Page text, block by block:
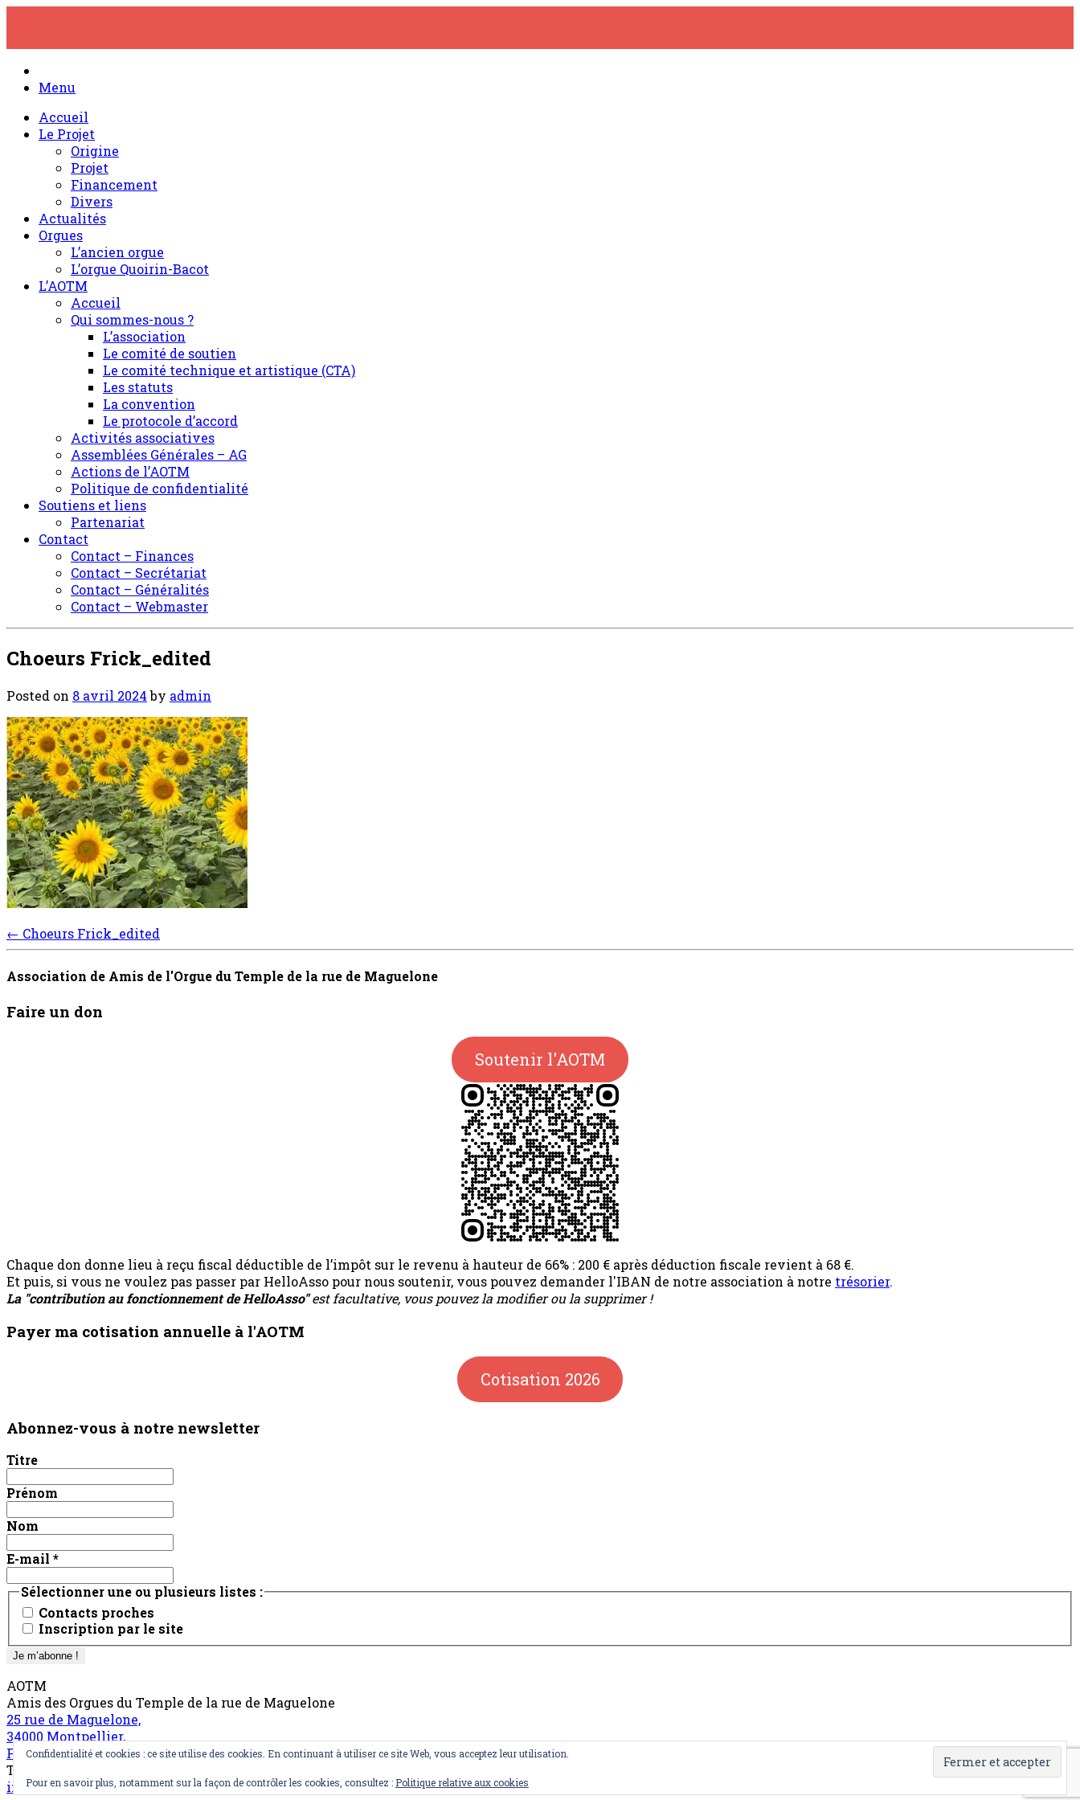
content
Menu
Accueil
Le Projet
Origine
Projet
Financement
Divers
Actualités
Orgues
L’ancien orgue
L’orgue Quoirin-Bacot
L’AOTM
Accueil
Qui sommes-nous ?
L’association
Le comité de soutien
Le comité technique et artistique (CTA)
Les statuts
La convention
Le protocole d’accord
Activités associatives
Assemblées Générales – AG
Actions de l’AOTM
Politique de confidentialité
Soutiens et liens
Partenariat
Contact
Contact – Finances
Contact – Secrétariat
Contact – Généralités
Contact – Webmaster
Choeurs Frick_edited
Posted on 8 avril 2024by admin
Post
navigation
← Choeurs Frick_edited
Association de Amis de l'Orgue du Temple de la rue de Maguelone
Faire un don
Soutenir l'AOTM
Chaque don donne lieu à reçu fiscal déductible de l’impôt sur le revenu à hauteur de 66% : 200 € après déduction fiscale revient à 68 €.
Et puis, si vous ne voulez pas passer par HelloAsso pour nous soutenir, vous pouvez demander l'IBAN de notre association à notre trésorier.
La "contribution au fonctionnement de HelloAsso"est facultative, vous pouvez la modifier ou la supprimer !
Payer ma cotisation annuelle à l'AOTM
Cotisation 2026
Abonnez-vous à notre newsletter
Titre
Prénom
Nom
E-mail *
Sélectionner une ou plusieurs listes :
Contacts proches
Inscription par le site
AOTM
Amis des Orgues du Temple de la rue de Maguelone
25 rue de Maguelone,
34000 Montpellier,
France
Tel : 06 78 20 11 64
info@aotm.fr
Confidentialité et cookies : ce site utilise des cookies. En continuant à utiliser ce site Web, vous acceptez leur utilisation.
Pour en savoir plus, notamment sur la façon de contrôler les cookies, consultez :Politique relative aux cookies